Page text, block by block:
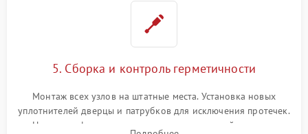
5. Сборка и контроль герметичности
Монтаж всех узлов на штатные места. Установка новых
уплотнителей дверцы и патрубков для исключения протечек.
Надежная фиксация хомутов гидравлической системы,